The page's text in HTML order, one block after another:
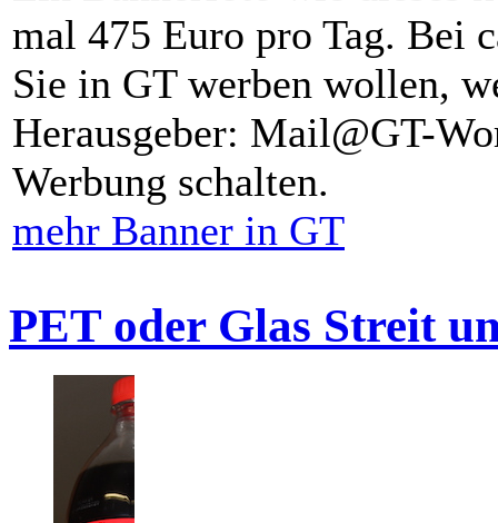
mal 475 Euro pro Tag. Bei
Sie in GT werben wollen,
Herausgeber: Mail@GT-
Werbung schalten.
mehr Banner in GT
PET oder Glas Streit